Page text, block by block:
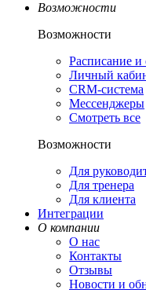
Возможности
Возможности
Расписание и
Личный
CRM-система
Мессенджеры
Смотреть все
Возможности
Для
Для тренера
Для клиента
Интеграции
О компании
О нас
Контакты
Отзывы
Новости и